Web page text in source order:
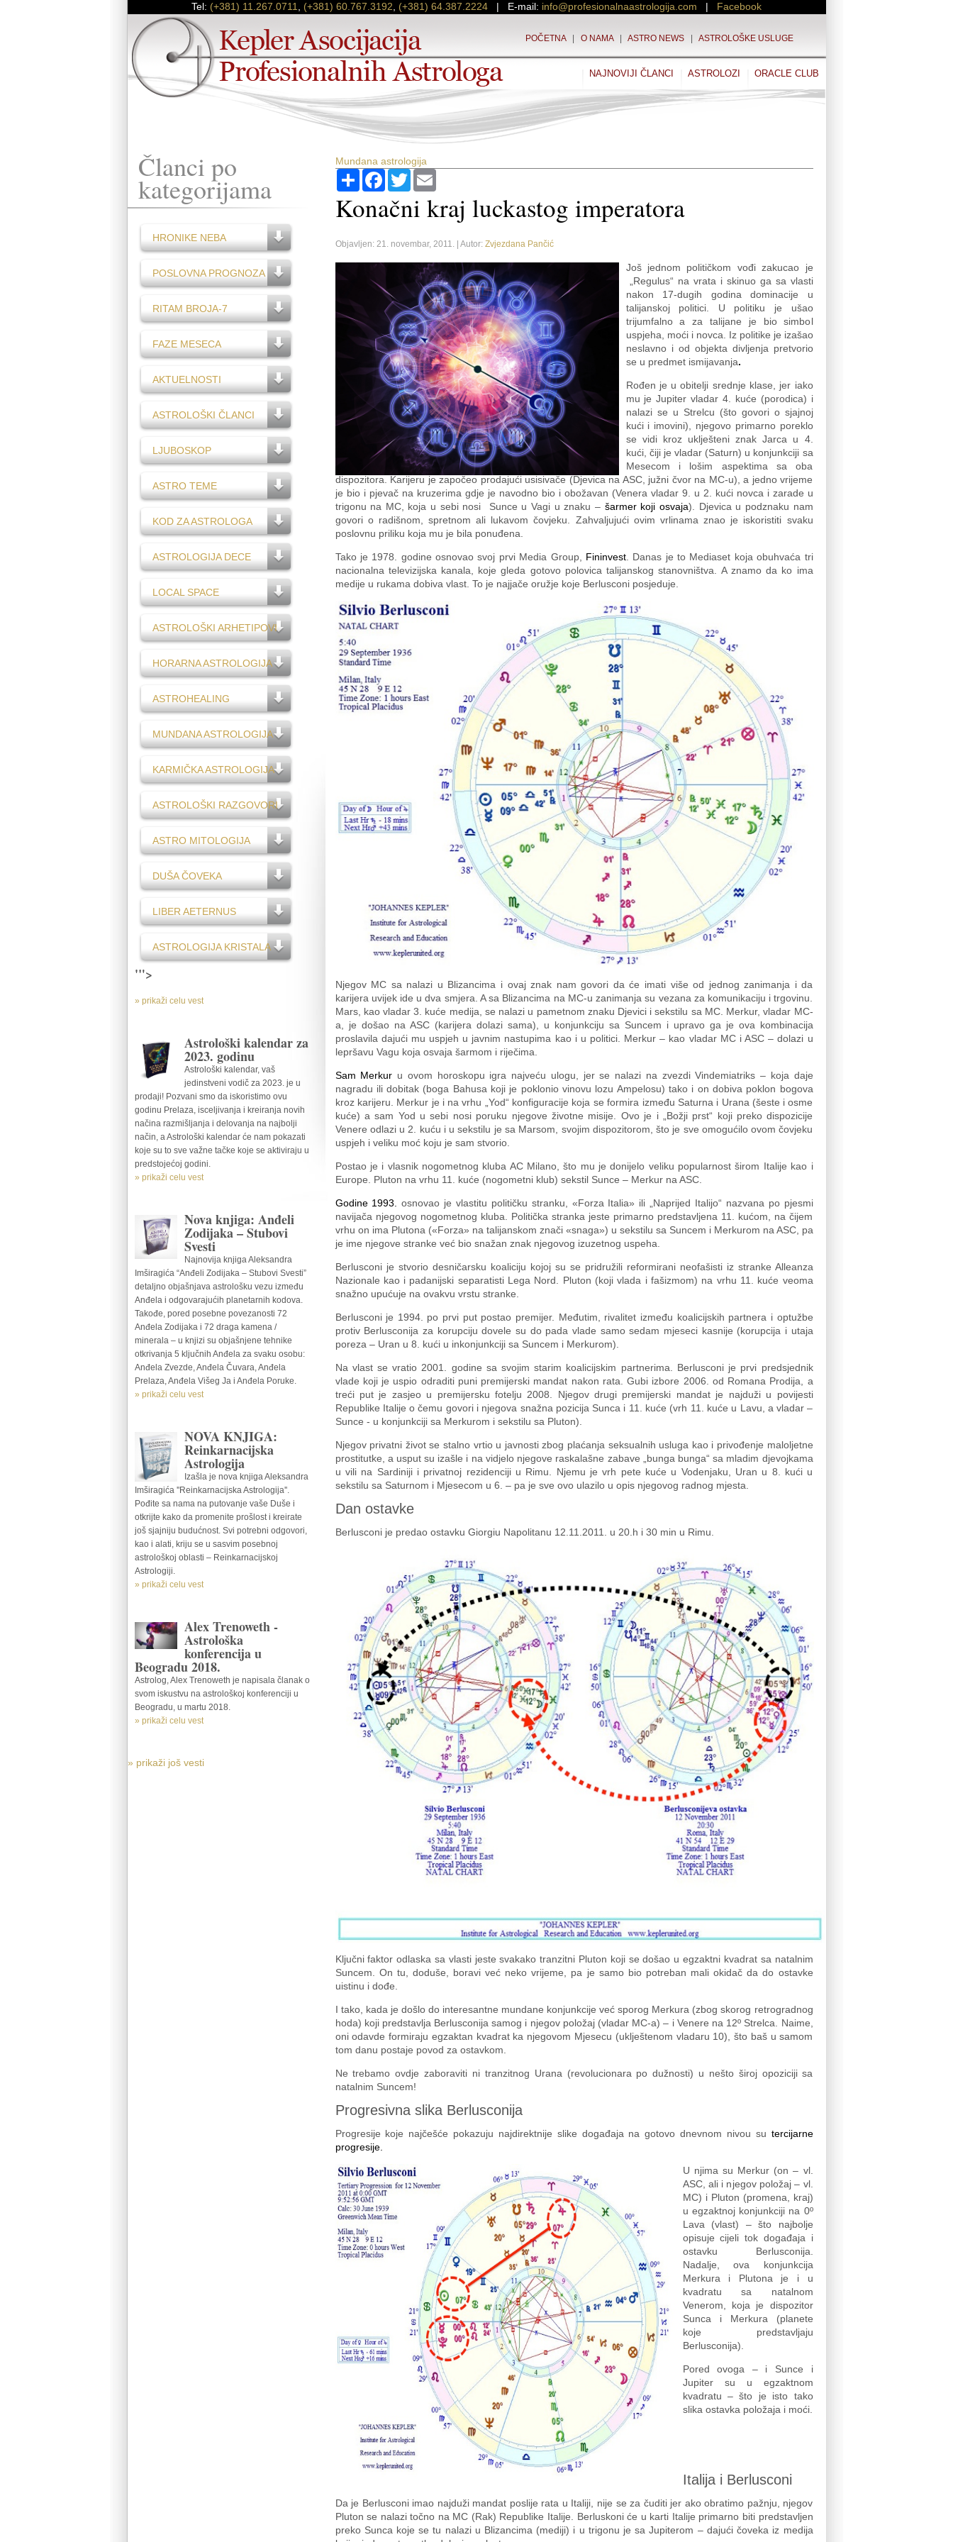
Tel: (+381) 11.267.0711 (+381) 60.767.3192 (+381) 64.387.2224 | E-mail: info@profesionalnaastrologija.com | Facebook
POČETNA| O NAMA| ASTRO NEWS| ASTROLOŠKE USLUGE
ORACLE CLUB
ASTROLOZI
NAJNOVIJI ČLANCI
Članci po
kategorijama
HRONIKE NEBA
POSLOVNA PROGNOZA
RITAM BROJA-7
FAZE MESECA
AKTUELNOSTI
ASTROLOŠKI ČLANCI
LJUBOSKOP
ASTRO TEME
KOD ZA ASTROLOGA
ASTROLOGIJA DECE
LOCAL SPACE
ASTROLOŠKI ARHETIPOVI
HORARNA ASTROLOGIJA
ASTROHEALING
MUNDANA ASTROLOGIJA
KARMIČKA ASTROLOGIJA
ASTROLOŠKI RAZGOVORI
ASTRO MITOLOGIJA
DUŠA ČOVEKA
LIBER AETERNUS
ASTROLOGIJA KRISTALA
'">
» prikaži celu vest
Astrološki kalendar za
2023. godinu
Astrološki kalendar, vaš
jedinstveni vodič za 2023. je u
prodaji! Pozvani smo da iskoristimo ovu
godinu Prelaza, isceljivanja i kreiranja novih
načina razmišljanja i delovanja na najbolji
način, a Astrološki kalendar će nam pokazati
koje su to sve važne tačke koje se aktiviraju u
predstojećoj godini.
» prikaži celu vest
Nova knjiga: Anđeli
Zodijaka – Stubovi
Svesti
Najnovija knjiga Aleksandra
Imširagića “Anđeli Zodijaka – Stubovi Svesti”
detaljno objašnjava astrološku vezu između
Anđela i odgovarajućih planetarnih kodova.
Takođe, pored posebne povezanosti 72
Anđela Zodijaka i 72 draga kamena /
minerala – u knjizi su objašnjene tehnike
otkrivanja 5 ključnih Anđela za svaku osobu:
Anđela Zvezde, Anđela Čuvara, Anđela
Prelaza, Anđela Višeg Ja i Anđela Poruke.
» prikaži celu vest
NOVA KNJIGA:
Reinkarnacijska
Astrologija
Izašla je nova knjiga Aleksandra
Imširagića ''Reinkarnacijska Astrologija''.
Pođite sa nama na putovanje vaše Duše i
otkrijte kako da promenite prošlost i kreirate
još sjajniju budućnost. Svi potrebni odgovori,
kao i alati, kriju se u sasvim posebnoj
astrološkoj oblasti – Reinkarnacijskoj
Astrologiji.
» prikaži celu vest
Alex Trenoweth -
Astrološka
konferencija u
Beogradu 2018.
Astrolog, Alex Trenoweth je napisala članak o
svom iskustvu na astrološkoj konferenciji u
Beogradu, u martu 2018.
» prikaži celu vest
» prikaži još vesti
Mundana astrologija
PodijeliFacebook
TwitterEmail
Konačni kraj luckastog imperatora
Objavljen: 21. novembar, 2011. | Autor: Zvjezdana Pančić
Još jednom političkom vođi zakucao je
„Regulus“ na vrata i skinuo ga sa vlasti
nakon 17-dugih godina dominacije u
talijanskoj politici. U politiku je ušao
trijumfalno a za talijane je bio simbol
uspjeha, moći i novca. Iz politike je izašao
neslavno i od objekta divljenja pretvorio
se u predmet ismijavanja.
Rođen je u obitelji srednje klase, jer iako
mu je Jupiter vladar 4. kuće (porodica) i
nalazi se u Strelcu (što govori o sjajnoj
kući i imovini), njegovo primarno poreklo
se vidi kroz uklješteni znak Jarca u 4.
kući, čiji je vladar (Saturn) u konjunkciji sa
Mesecom i lošim aspektima sa oba
dispozitora. Karijeru je započeo prodajući usisivače (Djevica na ASC, južni čvor na MC-u), a jedno vrijeme
je bio i pjevač na kruzerima gdje je navodno bio i obožavan (Venera vladar 9. u 2. kući novca i zarade u
trigonu na MC, koja u sebi nosi Sunce u Vagi u znaku – šarmer koji osvaja). Djevica u podznaku nam
govori o radišnom, spretnom ali lukavom čovjeku. Zahvaljujući ovim vrlinama znao je iskoristiti svaku
poslovnu priliku koja mu je bila ponuđena.
Tako je 1978. godine osnovao svoj prvi Media Group, Fininvest. Danas je to Mediaset koja obuhvaća tri
nacionalna televizijska kanala, koje gleda gotovo polovica talijanskog stanovništva. A znamo da ko ima
medije u rukama dobiva vlast. To je najjače oružje koje Berlusconi posjeduje.
Njegov MC sa nalazi u Blizancima i ovaj znak nam govori da će imati više od jednog zanimanja i da
karijera uvijek ide u dva smjera. A sa Blizancima na MC-u zanimanja su vezana za komunikaciju i trgovinu.
Mars, kao vladar 3. kuće medija, se nalazi u pametnom znaku Djevici i sekstilu sa MC. Merkur, vladar MC-
a, je došao na ASC (karijera dolazi sama), u konjunkciju sa Suncem i upravo ga je ova kombinacija
proslavila dajući mu uspjeh u javnim nastupima kao i u politici. Merkur – kao vladar MC i ASC – dolazi u
lepršavu Vagu koja osvaja šarmom i riječima.
Sam Merkur u ovom horoskopu igra najveću ulogu, jer se nalazi na zvezdi Vindemiatriks – koja daje
nagradu ili dobitak (boga Bahusa koji je poklonio vinovu lozu Ampelosu) tako i on dobiva poklon bogova
kroz karijeru. Merkur je i na vrhu „Yod“ konfiguracije koja se formira između Saturna i Urana (šeste i osme
kuće) a sam Yod u sebi nosi poruku njegove životne misije. Ovo je i „Božji prst“ koji preko dispozicije
Venere odlazi u 2. kuću i u sekstilu je sa Marsom, svojim dispozitorom, što je sve omogućilo ovom čovjeku
uspjeh i veliku moć koju je sam stvorio.
Postao je i vlasnik nogometnog kluba AC Milano, što mu je donijelo veliku popularnost širom Italije kao i
Europe. Pluton na vrhu 11. kuće (nogometni klub) sekstil Sunce – Merkur na ASC.
Godine 1993. osnovao je vlastitu političku stranku, «Forza Italia» ili „Naprijed Italijo“ nazvana po pjesmi
navijača njegovog nogometnog kluba. Politička stranka jeste primarno predstavljena 11. kućom, na čijem
vrhu on ima Plutona («Forza» na talijanskom znači «snaga») u sekstilu sa Suncem i Merkurom na ASC, pa
je ime njegove stranke već bio snažan znak njegovog izuzetnog uspeha.
Berlusconi je stvorio desničarsku koaliciju kojoj su se pridružili reformirani neofašisti iz stranke Alleanza
Nazionale kao i padanijski separatisti Lega Nord. Pluton (koji vlada i fašizmom) na vrhu 11. kuće veoma
snažno upućuje na ovakvu vrstu stranke.
Berlusconi je 1994. po prvi put postao premijer. Međutim, rivalitet između koalicijskih partnera i optužbe
protiv Berlusconija za korupciju dovele su do pada vlade samo sedam mjeseci kasnije (korupcija i utaja
poreza – Uran u 8. kući u inkonjunkciji sa Suncem i Merkurom).
Na vlast se vratio 2001. godine sa svojim starim koalicijskim partnerima. Berlusconi je prvi predsjednik
vlade koji je uspio odraditi puni premijerski mandat nakon rata. Gubi izbore 2006. od Romana Prodija, a
treći put je zasjeo u premijersku fotelju 2008. Njegov drugi premijerski mandat je najduži u povijesti
Republike Italije o čemu govori i njegova snažna pozicija Sunca i 11. kuće (vrh 11. kuće u Lavu, a vladar –
Sunce - u konjunkciji sa Merkurom i sekstilu sa Pluton).
Njegov privatni život se stalno vrtio u javnosti zbog plaćanja seksualnih usluga kao i privođenje maloljetne
prostitutke, a usput su izašle i na vidjelo njegove raskalašne zabave „bunga bunga“ sa mladim djevojkama
u vili na Sardiniji i privatnoj rezidenciji u Rimu. Njemu je vrh pete kuće u Vodenjaku, Uran u 8. kući u
sekstilu sa Saturnom i Mjesecom u 6. – pa je sve ovo ulazilo u opis njegovog radnog mjesta.
Dan ostavke
Berlusconi je predao ostavku Giorgiu Napolitanu 12.11.2011. u 20.h i 30 min u Rimu.
Ključni faktor odlaska sa vlasti jeste svakako tranzitni Pluton koji se došao u egzaktni kvadrat sa natalnim
Suncem. On tu, doduše, boravi već neko vrijeme, pa je samo bio potreban mali okidač da do ostavke
uistinu i dođe.
I tako, kada je došlo do interesantne mundane konjunkcije već sporog Merkura (zbog skorog retrogradnog
hoda) koji predstavlja Berlusconija samog i njegov položaj (vladar MC-a) – i Venere na 12º Strelca. Naime,
oni odavde formiraju egzaktan kvadrat ka njegovom Mjesecu (uklještenom vladaru 10), što baš u samom
tom danu postaje povod za ostavkom.
Ne trebamo ovdje zaboraviti ni tranzitnog Urana (revolucionara po dužnosti) u nešto široj opoziciji sa
natalnim Suncem!
Progresivna slika Berlusconija
Progresije koje najčešće pokazuju najdirektnije slike događaja na gotovo dnevnom nivou su tercijarne
progresije.
U njima su Merkur (on – vl.
ASC, ali i njegov položaj – vl.
MC) i Pluton (promena, kraj)
u egzaktnoj konjunkciji na 0º
Lava (vlast) – što najbolje
opisuje cijeli tok događaja i
ostavku Berlusconija.
Nadalje, ova konjunkcija
Merkura i Plutona je i u
kvadratu sa natalnom
Venerom, koja je dispozitor
Sunca i Merkura (planete
koje predstavljaju
Berlusconija).
Pored ovoga – i Sunce i
Jupiter su u egzaktnom
kvadratu – što je isto tako
slika ostavka položaja i moći.
Italija i Berlusconi
Da je Berlusconi imao najduži mandat poslije rata u Italiji, nije se za čuditi jer ako obratimo pažnju, njegov
Pluton se nalazi točno na MC (Rak) Republike Italije. Berluskoni će u karti Italije primarno biti predstavljen
preko Sunca koje se tu nalazi u Blizancima (mediji) i u trigonu je sa Jupiterom – dajući čoveka iz medija